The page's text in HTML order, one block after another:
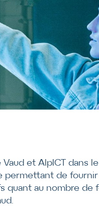
Vaud et AlpICT dans le
permettant de fournir
quant au nombre de